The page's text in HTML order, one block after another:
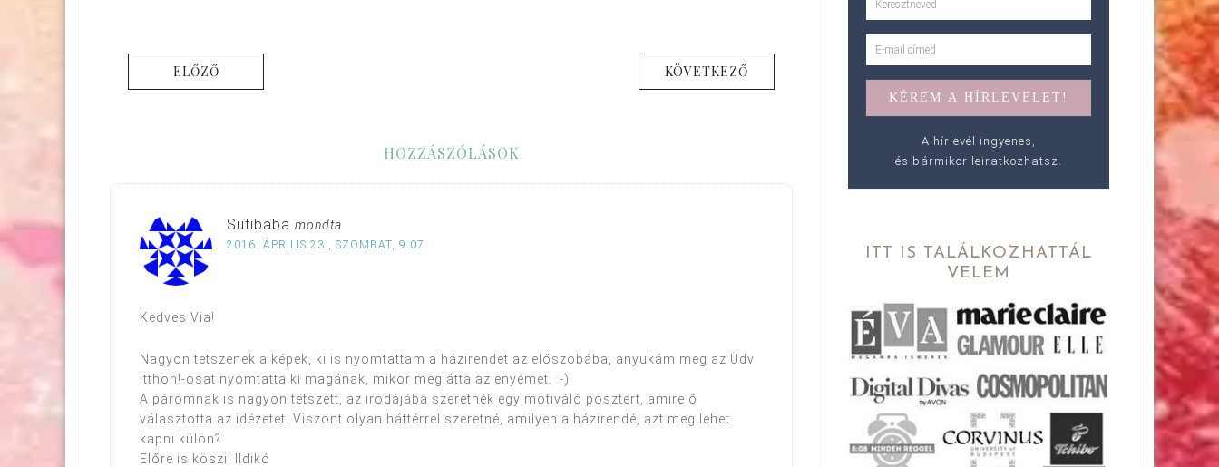
ELŐZŐ KÖVETKEZŐ
HOZZÁSZÓLÁSOK
Sutibaba mondta
2016. ÁPRILIS 23., SZOMBAT, 9:07
Kedves Via!
Nagyon tetszenek a képek, ki is nyomtattam a házirendet az előszobába, anyukám meg az Üdv
itthon!-osat nyomtatta ki magának, mikor meglátta az enyémet. :-)
A páromnak is nagyon tetszett, az irodájába szeretnék egy motiváló posztert, amire ő
választotta az idézetet. Viszont olyan háttérrel szeretné, amilyen a házirendé, azt meg lehet
kapni külön?
Előre is köszi: Ildikó
A hírlevél ingyenes,
és bármikor leiratkozhatsz.
ITT IS TALÁLKOZHATTÁL
VELEM